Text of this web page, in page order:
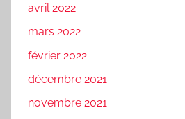
avril 2022
mars 2022
février 2022
décembre 2021
novembre 2021